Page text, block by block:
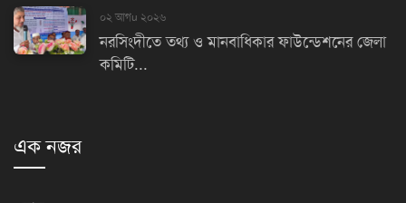
০২ আগu ২০২৬
নরসিংদীতে তথ্য ও মানবাধিকার ফাউন্ডেশনের জেলা
কমিটি...
এক নজর